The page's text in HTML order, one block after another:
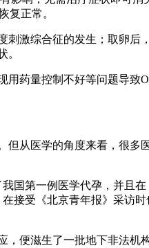
复正常。
激综合征的发生；取卵
。
药量控制不好等问题导
从医学的角度来看，很
国第一例医学代孕，并且
接受《北京青年报》采访
便滋生了一批地下非法